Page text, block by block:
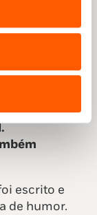
da
escrito e
de humor.